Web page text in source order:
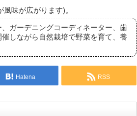
味が広がります)。
ガーデニングコーディネーター、歯
しながら自然栽培で野菜を育て、養
Hatena RSS